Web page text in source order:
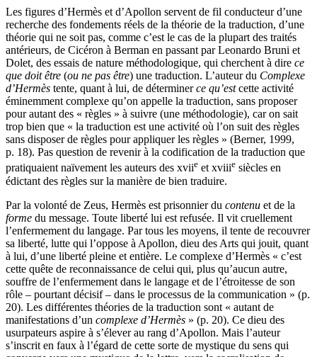
Les figures d’Hermès et d’Apollon servent de fil conducteur d’une
recherche des fondements réels de la théorie de la traduction, d’une
théorie qui ne soit pas, comme c’est le cas de la plupart des traités
antérieurs, de Cicéron à Berman en passant par Leonardo Bruni et
Dolet, des essais de nature méthodologique, qui cherchent à dire ce
que doit être (ou ne pas être) une traduction. L’auteur du Complexe
d’Hermès tente, quant à lui, de déterminerce qu’estcette activité
éminemment complexe qu’on appelle la traduction, sans proposer
pour autant des « règles » à suivre (une méthodologie), car on sait
trop bien que « la traduction est une activité où l’on suit des règles
sans disposer de règles pour appliquer les règles » (Berner, 1999,
p. 18). Pas question de revenir à la codification de la traduction que
pratiquaient naïvement les auteurs des xviie etxviiie siècles en
édictant des règles sur la manière de bien traduire.
Par la volonté de Zeus, Hermès est prisonnier du contenu et de la
forme du message. Toute liberté lui est refusée. Il vit cruellement
l’enfermement du langage. Par tous les moyens, il tente de recouvrer
sa liberté, lutte qui l’oppose à Apollon, dieu des Arts qui jouit, quant
à lui, d’une liberté pleine et entière. Le complexe d’Hermès « c’est
cette quête de reconnaissance de celui qui, plus qu’aucun autre,
souffre de l’enfermement dans le langage et de l’étroitesse de son
rôle – pourtant décisif – dans le processus de la communication » (p.
20). Les différentes théories de la traduction sont « autant de
manifestations d’un complexe d’Hermès » (p. 20). Ce dieu des
usurpateurs aspire à s’élever au rang d’Apollon. Mais l’auteur
s’inscrit en faux à l’égard de cette sorte de mystique du sens qui